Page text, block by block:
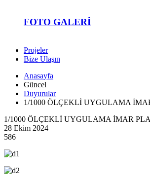
FOTO GALERI
Projeler
Bize Ulaşın
Anasayfa
Güncel
Duyurular
1/1000 ÖLÇEKLİ UYGULAMA
1/1000 ÖLÇEKLİ UYGULAMA İMAR
28 Ekim 2024
586